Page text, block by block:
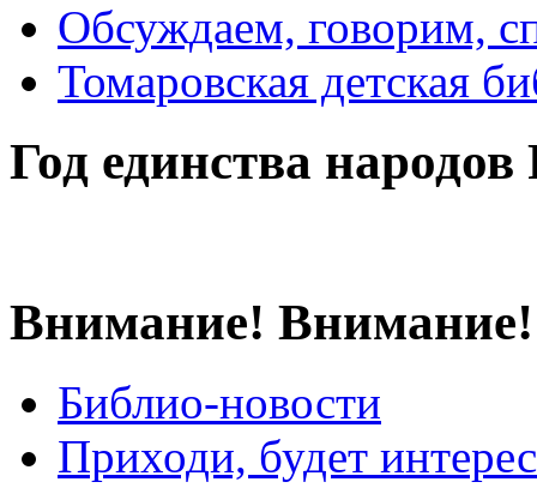
Обсуждаем, говорим,
Томаровская детская
Год единства народов
Внимание! Внимание!
Библио-новости
Приходи, будет